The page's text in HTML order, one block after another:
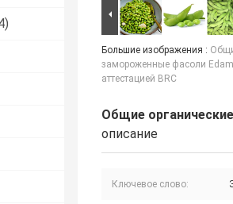
Большие изображения :
замороженные фасоли
аттестацией BRC
Общие
описание
Ключевое слово: